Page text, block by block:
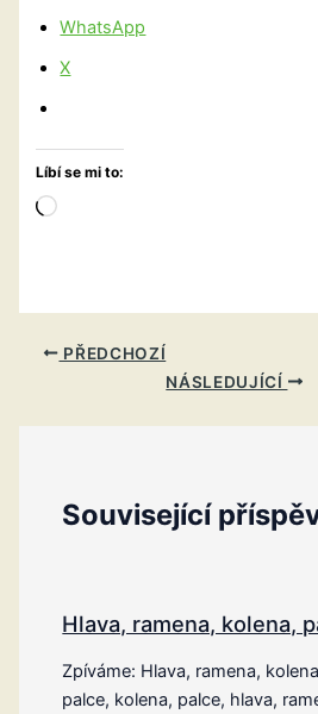
WhatsApp
X
Líbí se mi to:
Načítání…
PŘEDCHOZÍ
NÁSLEDUJÍCÍ
Související
Hlava, ramena, kolena,
Zpíváme: Hlava, ramena,
palce, kolena, palce, hlava,